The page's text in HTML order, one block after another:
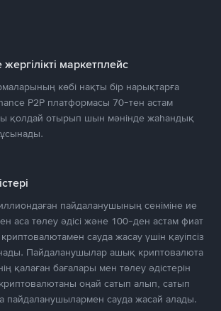
маркетплейс
көбі нақты бір нарықтарға
P2P платформасы 70-тен астам
қолдай отырып шын мәнінде жаһандық
ұсынады.
пайдаланушының сеніміне ие
аса төлеу әдісі және 100-ден астам фиат
сауда жасау үшін қауіпсіз
Пайдаланушылар ашық криптовалюта
қалаған бағалары мен төлеу әдістерін
оңай сатып алып, сатып
пайдаланушылармен сауда жасай алады.